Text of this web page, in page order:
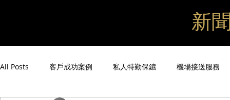
新
All Posts 客戶成功案例 私人特勤保鑣 機場接送服務